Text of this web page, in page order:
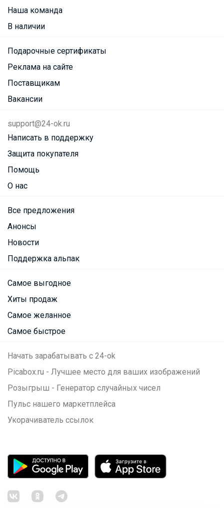
Наша команда
В наличии
Подарочные сертификаты
Реклама на сайте
Поставщикам
Вакансии
support@24-ok.ru
Написать в поддержку
Защита покупателя
Помощь
О нас
Все предложения
Анонсы
Новости
Поддержка альпак
Самое выгодное
Хиты продаж
Самое желанное
Самое быстрое
Начать зарабатывать с 24-ok
Picabox.ru - Лучшее место для ваших изображений
Розыгрыш - Генератор случайных чисел
Пульс нашего маркетплейса
Укорачиватель ссылок